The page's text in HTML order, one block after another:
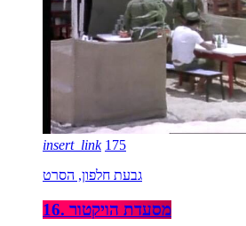
insert_link 175
גבעת חלפון, הסרט
16. מסעדת הויקטור